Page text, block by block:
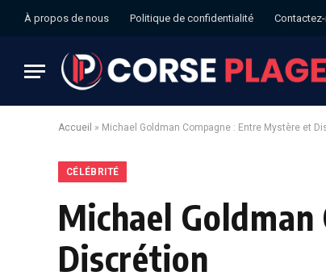
À propos de nous Politique de confidentialité
Accueil » Michael Goldman Compagne : Entre Mystère et
CÉLÉBRITÉ
Michael
Discrétion